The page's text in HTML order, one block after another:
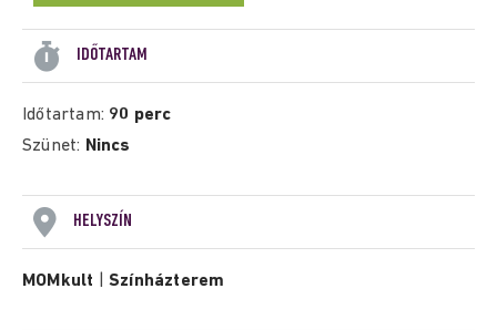
IDŐTARTAM
Időtartam: 90 perc
Szünet: Nincs
HELYSZÍN
MOMkult |Színházterem